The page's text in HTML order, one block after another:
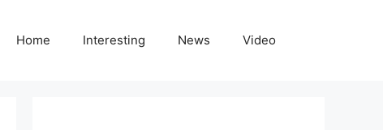
Home Interesting News Video